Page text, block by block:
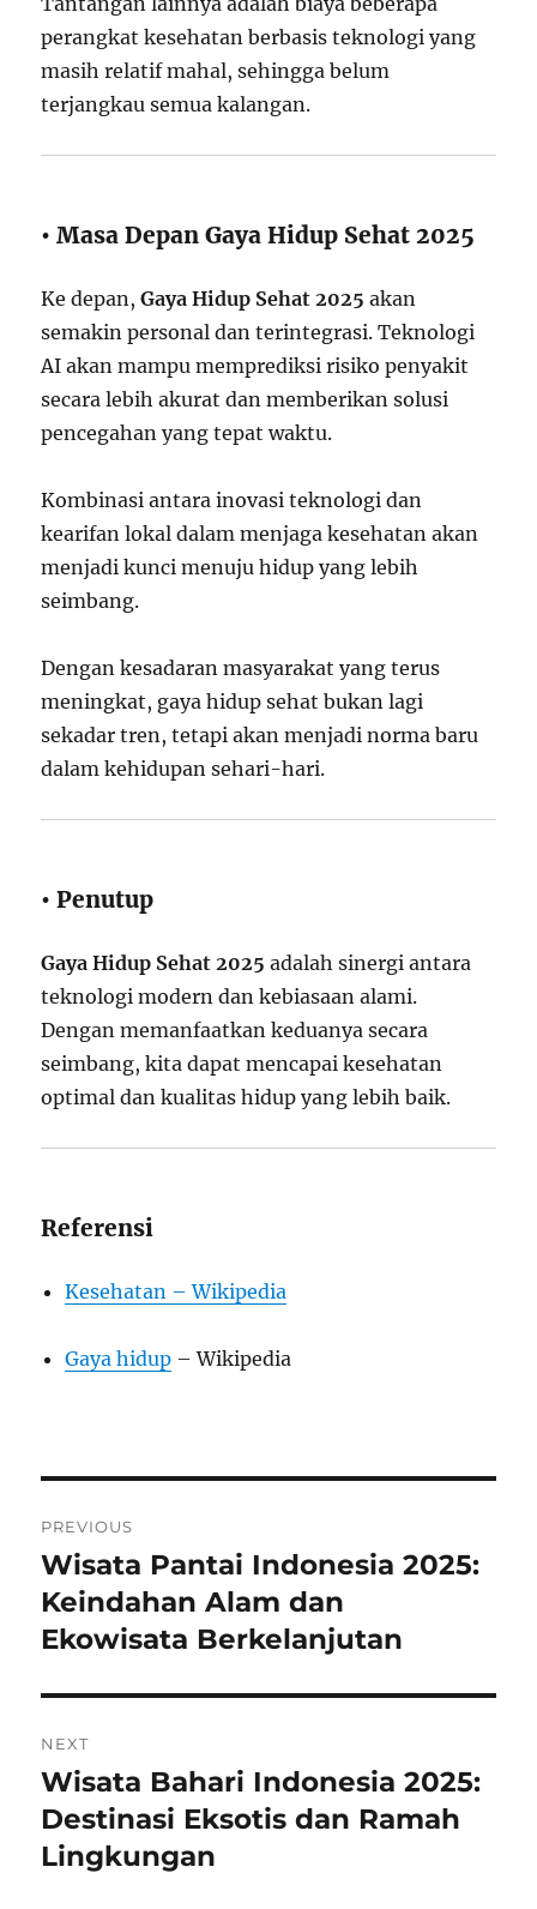
perangkat kesehatan berbasis teknologi yang
masih relatif mahal, sehingga belum
terjangkau semua kalangan.
• Masa Depan Gaya Hidup Sehat 2025
Ke depan,Gaya Hidup Sehat 2025 akan
semakin personal dan terintegrasi. Teknologi
AI akan mampu memprediksi risiko penyakit
secara lebih akurat dan memberikan solusi
pencegahan yang tepat waktu.
Kombinasi antara inovasi teknologi dan
kearifan lokal dalam menjaga kesehatan akan
menjadi kunci menuju hidup yang lebih
seimbang.
Dengan kesadaran masyarakat yang terus
meningkat, gaya hidup sehat bukan lagi
sekadar tren, tetapi akan menjadi norma baru
dalam kehidupan sehari-hari.
• Penutup
Gaya Hidup Sehat 2025 adalah sinergi antara
teknologi modern dan kebiasaan alami.
Dengan memanfaatkan keduanya secara
seimbang, kita dapat mencapai kesehatan
optimal dan kualitas hidup yang lebih baik.
Referensi
Kesehatan – Wikipedia
Gaya hidup – Wikipedia
navigation
PREVIOUS
Previous
post:
Wisata Pantai Indonesia 2025:
Keindahan Alam dan
Ekowisata Berkelanjutan
NEXT
Next
post:
Wisata Bahari Indonesia 2025:
Destinasi Eksotis dan Ramah
Lingkungan